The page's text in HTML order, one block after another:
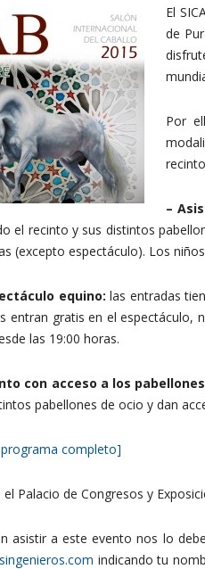
El
de
Por
–
el recinto y sus distintos
(excepto espectáculo). Los
equino: las entradas
entran gratis en el espectáculo,
las 19:00 horas.
con acceso a los
pabellones de ocio y dan
completo]
el Palacio de Congresos y
asistir a este evento nos lo
indicando tu